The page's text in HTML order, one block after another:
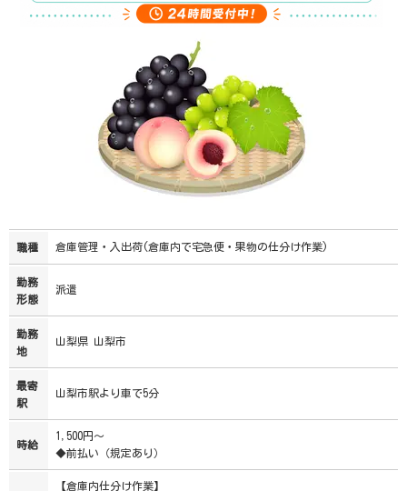
職種 倉庫管理・入出荷(倉庫内で宅急便・果物の仕分け作業)
勤務
形態
派遣
勤務
地
山梨県 山梨市
最寄
駅
山梨市駅より車で5分
時給
1,500円～
◆前払い（規定あり）
【倉庫内仕分け作業】